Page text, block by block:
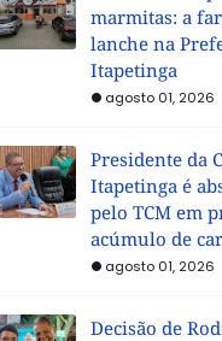
marmitas: a
lanche na
Itapetinga
agosto 01, 2026
Presidente da
Itapetinga é
pelo TCM em
acúmulo de
agosto 01, 2026
Decisão de